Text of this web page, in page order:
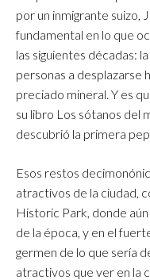
por un inmigrante suizo,
fundamental en lo que
las siguientes décadas:
personas a desplazarse
preciado mineral. Y es
su libro Los sótanos del
descubrió la primera
Esos restos
atractivos de la ciudad,
Historic Park, donde
de la época, y en el
germen de lo que sería
atractivos que ver en la